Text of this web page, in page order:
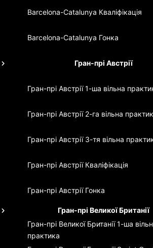
Barcelona-Catalunya Кваліфікація
Barcelona-Catalunya Гонка
Гран-прі Австрії
Гран-прі Австрії 1-ша вільна
Гран-прі Австрії 2-га вільна
Гран-прі Австрії 3-тя вільна
Гран-прі Австрії Кваліфікація
Гран-прі Австрії Гонка
Гран-прі Великої Британії
Гран-прі Великої Британії 1-ша
практика